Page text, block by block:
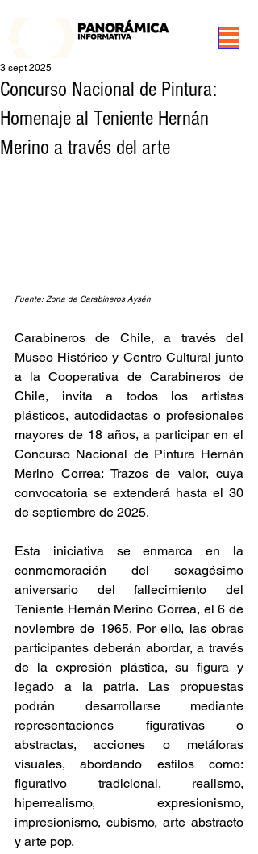
Concurso Nacional de Pintura:
Homenaje al Teniente Hernán
Merino a través del arte
3 sept 2025
Fuente: Zona de Carabineros Aysén
Carabineros de Chile, a través del
Museo Histórico y Centro Cultural junto
a la Cooperativa de Carabineros de
Chile, invita a todos los artistas
plásticos, autodidactas o profesionales
mayores de 18 años, a participar en el
Concurso Nacional de Pintura Hernán
Merino Correa: Trazos de valor, cuya
convocatoria se extenderá hasta el 30
de septiembre de 2025.
Esta iniciativa se enmarca en la
conmemoración del sexagésimo
aniversario del fallecimiento del
Teniente Hernán Merino Correa, el 6 de
noviembre de 1965. Por ello, las obras
participantes deberán abordar, a través
de la expresión plástica, su figura y
legado a la patria. Las propuestas
podrán desarrollarse mediante
representaciones figurativas o
abstractas, acciones o metáforas
visuales, abordando estilos como:
figurativo tradicional, realismo,
hiperrealismo, expresionismo,
impresionismo, cubismo, arte abstracto
y arte pop.